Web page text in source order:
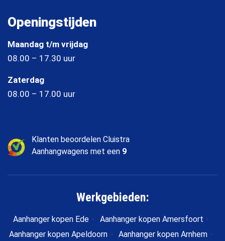
Openingstijden
Maandag t/m vrijdag
08.00 – 17.30 uur
Zaterdag
08.00 – 17.00 uur
Klanten beoordelen Cluistra
Aanhangwagens met een 9
Werkgebieden:
Aanhanger kopen Ede
Aanhanger kopen Amersfoort
Aanhanger kopen Apeldoorn
Aanhanger kopen Arnhem